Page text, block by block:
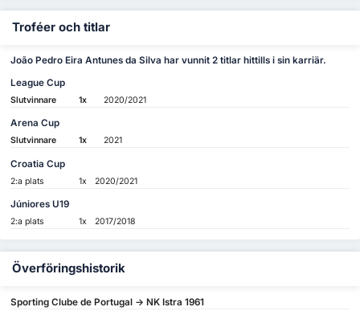
Troféer och titlar
João Pedro Eira Antunes da Silva har vunnit 2 titlar hittills i sin karriär.
League Cup
Slutvinnare 1x 2020/2021
Arena Cup
Slutvinnare 1x 2021
Croatia Cup
2:a plats 1x 2020/2021
Júniores U19
2:a plats 1x 2017/2018
Överföringshistorik
Sporting Clube de Portugal -> NK Istra 1961